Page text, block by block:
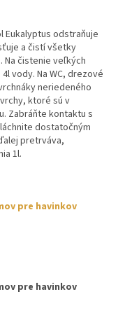
Eukalyptus odstraňuje
a čistí všetky
Na čistenie veľkých
vody. Na WC, drezové
neriedeného
ktoré sú v
Zabráňte kontaktu s
dostatočným
pretrváva,
1l.
pre havinkov
pre havinkov